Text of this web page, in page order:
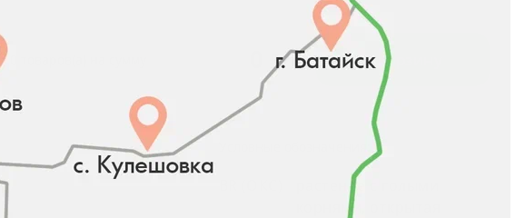
₽ В корзину
растение с голыми
корнями, открытая